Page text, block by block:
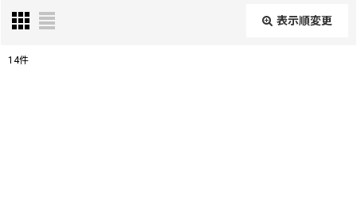
表示順変更
14件